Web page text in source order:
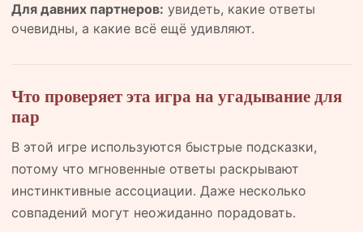
Для давних партнеров: увидеть, какие ответы
очевидны, а какие всё ещё удивляют.
Что проверяет эта игра на угадывание для
пар
В этой игре используются быстрые подсказки,
потому что мгновенные ответы раскрывают
инстинктивные ассоциации. Даже несколько
совпадений могут неожиданно порадовать.